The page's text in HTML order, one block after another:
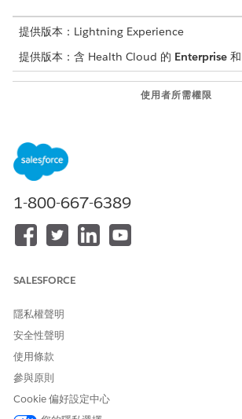
提供版本：Lightning Experience
提供版本：含 Health Cloud 的 Enterprise 和
使用者所需權限
若要編輯照護計畫範本
進入 App Launcher,尋找並選取「
按一下「新增」。
儲存您的範本。
1-800-667-6389
SALESFORCE
隱私權聲明
安全性聲明
使用條款
參與原則
Cookie 偏好設定中心